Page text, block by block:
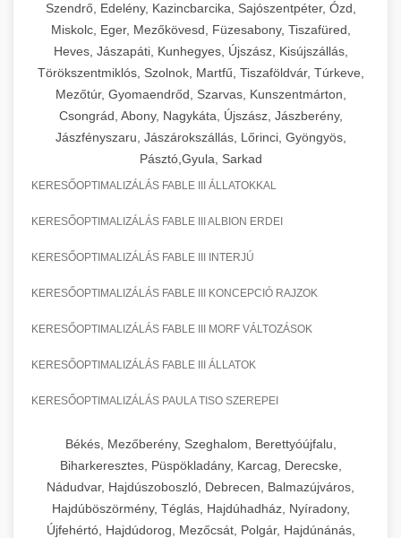
Szendrő, Edelény, Kazincbarcika, Sajószentpéter, Ózd,
Miskolc, Eger, Mezőkövesd, Füzesabony, Tiszafüred,
Heves, Jászapáti, Kunhegyes, Újszász, Kisújszállás,
Törökszentmiklós, Szolnok, Martfű, Tiszaföldvár, Túrkeve,
Mezőtúr, Gyomaendrőd, Szarvas, Kunszentmárton,
Csongrád, Abony, Nagykáta, Újszász, Jászberény,
Jászfényszaru, Jászárokszállás, Lőrinci, Gyöngyös,
Pásztó,Gyula, Sarkad
KERESŐOPTIMALIZÁLÁS FABLE III ÁLLATOKKAL
KERESŐOPTIMALIZÁLÁS FABLE III ALBION ERDEI
KERESŐOPTIMALIZÁLÁS FABLE III INTERJÚ
KERESŐOPTIMALIZÁLÁS FABLE III KONCEPCIÓ RAJZOK
KERESŐOPTIMALIZÁLÁS FABLE III MORF VÁLTOZÁSOK
KERESŐOPTIMALIZÁLÁS FABLE III ÁLLATOK
KERESŐOPTIMALIZÁLÁS PAULA TISO SZEREPEI
Békés, Mezőberény, Szeghalom, Berettyóújfalu,
Biharkeresztes, Püspökladány, Karcag, Derecske,
Nádudvar, Hajdúszoboszló, Debrecen, Balmazújváros,
Hajdúböszörmény, Téglás, Hajdúhadház, Nyíradony,
Újfehértó, Hajdúdorog, Mezőcsát, Polgár, Hajdúnánás,